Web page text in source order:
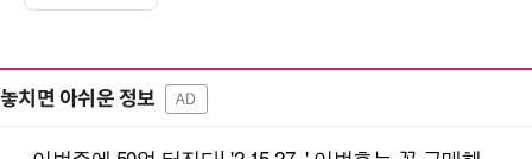
놓치면 아쉬운 정보 AD